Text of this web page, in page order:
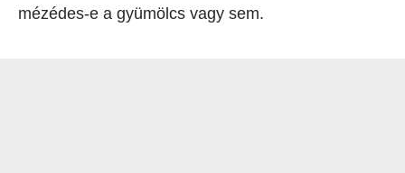
mézédes-e a gyümölcs vagy sem.